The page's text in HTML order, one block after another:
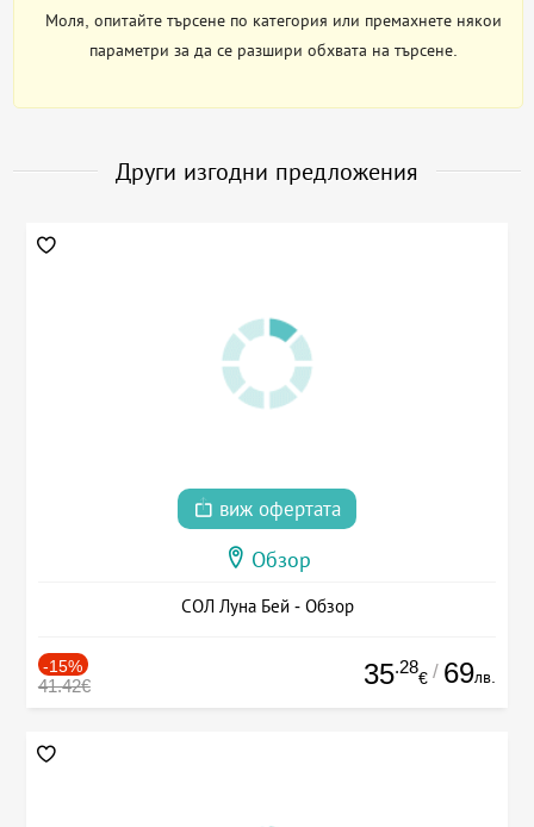
Моля, опитайте търсене по категория или премахнете някои
параметри за да се разшири обхвата на търсене.
Други изгодни предложения
виж офертата
Обзор
СОЛ Луна Бей - Обзор
-15%
41.42€ 35.28
€ / 69лв.